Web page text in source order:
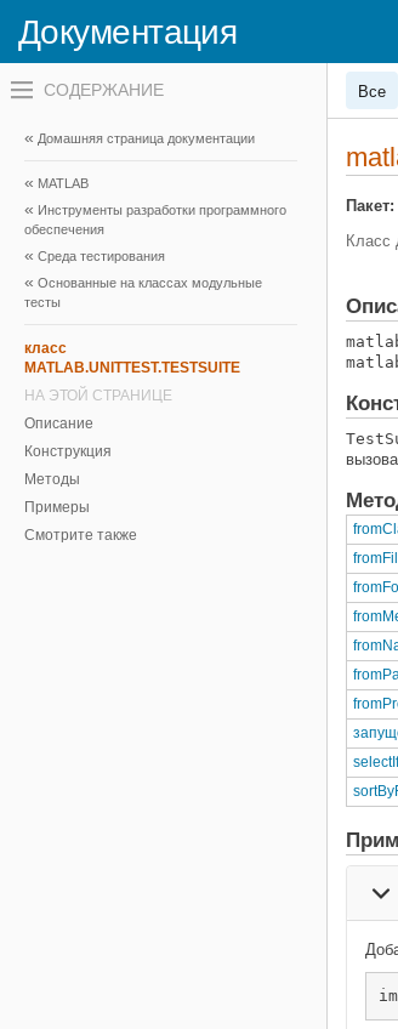
Документация
Переключатель
навигационного
вне
холста
навигационного
меню
вне
Домашняя страница документации
MATLAB
Инструменты разработки программного
обеспечения
Среда тестирования
Основанные на классах модульные
тесты
класс
MATLAB.UNITTEST.TESTSUITE
НА ЭТОЙ СТРАНИЦЕ
Описание
Конструкция
Методы
Примеры
Смотрите также
Все
Пакет:
Класс
selectIf